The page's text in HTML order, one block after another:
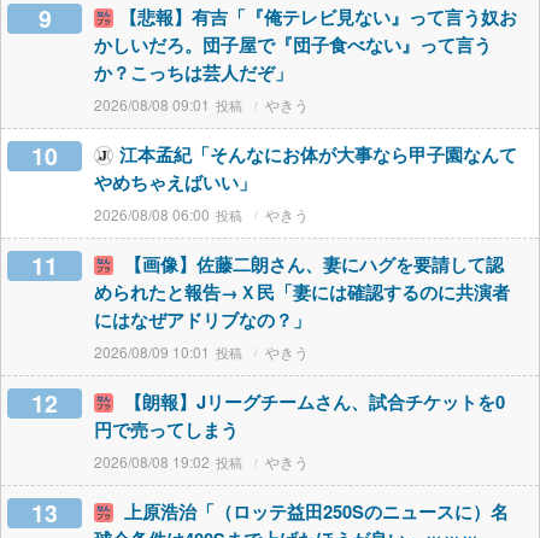
9
【悲報】有吉「『俺テレビ見ない』って言う奴お
かしいだろ。団子屋で『団子食べない』って言う
か？こっちは芸人だぞ」
2026/08/08 09:01 やきう
10
江本孟紀「そんなにお体が大事なら甲子園なんて
やめちゃえばいい」
2026/08/08 06:00 やきう
11
【画像】佐藤二朗さん、妻にハグを要請して認
められたと報告→Ｘ民「妻には確認するのに共演者
にはなぜアドリブなの？」
2026/08/09 10:01 やきう
12
【朗報】Jリーグチームさん、試合チケットを0
円で売ってしまう
2026/08/08 19:02 やきう
13
上原浩治「（ロッテ益田250Sのニュースに）名